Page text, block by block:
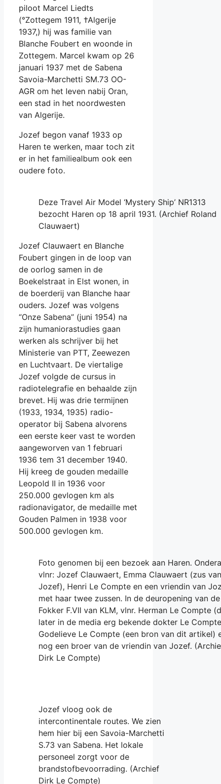
piloot Marcel Liedts
(°Zottegem 1911, †Algerije
1937,) hij was familie van
Blanche Foubert en woonde in
Zottegem. Marcel kwam op 26
januari 1937 met de Sabena
Savoia-Marchetti SM.73 OO-
AGR om het leven nabij Oran,
een stad in het noordwesten
van Algerije.
Jozef begon vanaf 1933 op
Haren te werken, maar toch zit
er in het familiealbum ook een
oudere foto.
Deze Travel Air Model ‘Mystery Ship’ NR1313
bezocht Haren op 18 april 1931. (Archief Roland
Clauwaert)
Jozef Clauwaert en Blanche
Foubert gingen in de loop van
de oorlog samen in de
Boekelstraat in Elst wonen, in
de boerderij van Blanche haar
ouders. Jozef was volgens
“Onze Sabena” (juni 1954) na
zijn humaniorastudies gaan
werken als schrijver bij het
Ministerie van PTT, Zeewezen
en Luchtvaart. De viertalige
Jozef volgde de cursus in
radiotelegrafie en behaalde zijn
brevet. Hij was drie termijnen
(1933, 1934, 1935) radio-
operator bij Sabena alvorens
een eerste keer vast te worden
aangeworven van 1 februari
1936 tem 31 december 1940.
Hij kreeg de gouden medaille
Leopold II in 1936 voor
250.000 gevlogen km als
radionavigator, de medaille met
Gouden Palmen in 1938 voor
500.000 gevlogen km.
Foto genomen bij een bezoek aan Haren.
vlnr: Jozef Clauwaert, Emma Clauwaert (zus van
Jozef), Henri Le Compte en een vriendin van
met haar twee zussen. In de deuropening van de
Fokker F.VII van KLM, vlnr. Herman Le Compte
later in de media erg bekende dokter Le
Godelieve Le Compte (een bron van dit artikel)
nog een broer van de vriendin van Jozef.
Dirk Le Compte)
Jozef vloog ook de
intercontinentale routes. We zien
hem hier bij een Savoia-Marchetti
S.73 van Sabena. Het lokale
personeel zorgt voor de
brandstofbevoorrading. (Archief
Dirk Le Compte)